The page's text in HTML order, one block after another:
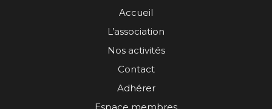
Accueil
L’association
Nos activités
Contact
Adhérer